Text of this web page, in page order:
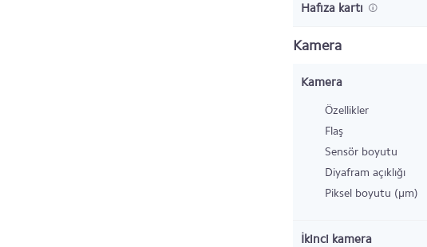
Hafıza kartı
Kamera
Kamera
Özellikler
Flaş
Sensör boyutu
Diyafram açıklığı
Piksel boyutu (µm)
İkinci kamera